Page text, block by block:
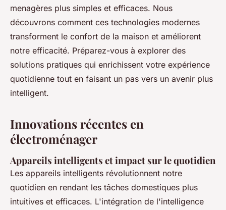
Lana•11 décembre 2024•3 min de lecture
menagères plus simples et efficaces. Nous
découvrons comment ces technologies modernes
transforment le confort de la maison et améliorent
notre efficacité. Préparez-vous à explorer des
solutions pratiques qui enrichissent votre expérience
quotidienne tout en faisant un pas vers un avenir plus
intelligent.
Innovations récentes en
électroménager
Appareils intelligents et impact sur le quotidien
Les appareils intelligents révolutionnent notre
quotidien en rendant les tâches domestiques plus
intuitives et efficaces. L'intégration de l'intelligence